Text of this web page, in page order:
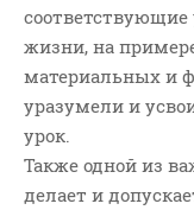
жизни, на
материальных и
уразумели и
урок.
Также одной из
делает и